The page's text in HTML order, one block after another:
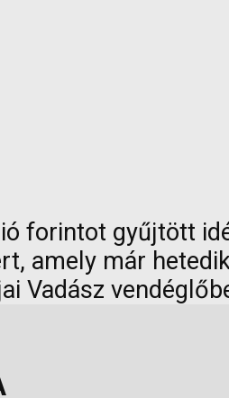
forintot gyűjtött
amely már
Vadász